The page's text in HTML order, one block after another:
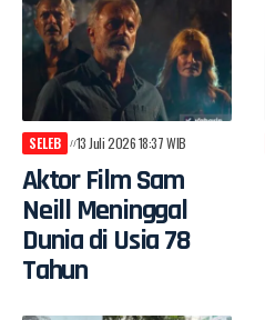
SELEB 13 Juli 2026 18:37 WIB
Aktor Film Sam
Neill Meninggal
Dunia di Usia 78
Tahun